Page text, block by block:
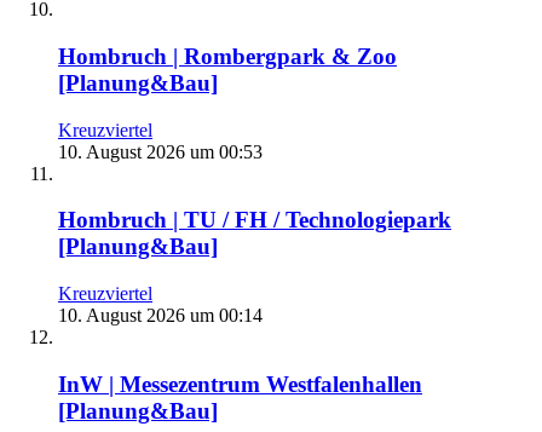
Hombruch | Rombergpark & Zoo
[Planung&Bau]
Kreuzviertel
10. August 2026 um 00:53
Hombruch | TU / FH / Technologiepark
[Planung&Bau]
Kreuzviertel
10. August 2026 um 00:14
InW | Messezentrum Westfalenhallen
[Planung&Bau]